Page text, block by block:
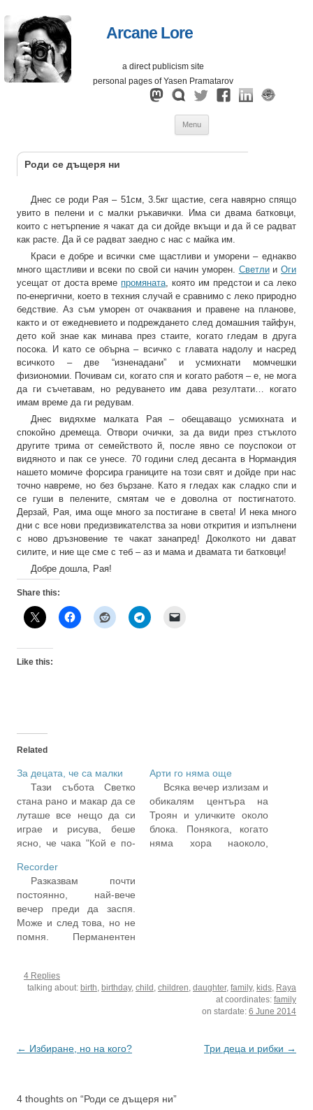
Arcane Lore
a direct publicism site
personal pages of Yasen Pramatarov
Menu
Роди се дъщеря ни
Днес се роди Рая – 51см, 3.5кг щастие, сега навярно спящо
увито в пелени и с малки ръкавички. Има си двама батковци,
които с нетърпение я чакат да си дойде вкъщи и да й се радват
как расте. Да й се радват заедно с нас с майка им.
Краси е добре и всички сме щастливи и уморени – еднакво
много щастливи и всеки по свой си начин уморен. СветлииОги
усещат от доста време промяната, която им предстои и са леко
по-енергични, което в техния случай е сравнимо с леко природно
бедствие. Аз съм уморен от очаквания и правене на планове,
както и от ежедневието и подреждането след домашния тайфун,
дето кой знае как минава през стаите, когато гледам в друга
посока. И като се обърна – всичко с главата надолу и насред
всичкото – две “изненадани” и усмихнати момчешки
физиономии. Почивам си, когато спя и когато работя – е, не мога
да ги съчетавам, но редуването им дава резултати… когато
имам време да ги редувам.
Днес видяхме малката Рая – обещаващо усмихната и
спокойно дремеща. Отвори очички, за да види през стъклото
другите трима от семейството й, после явно се поуспокои от
видяното и пак се унесе. 70 години след десанта в Нормандия
нашето момиче форсира границите на този свят и дойде при нас
точно навреме, но без бързане. Като я гледах как сладко спи и
се гуши в пелените, смятам че е доволна от постигнатото.
Дерзай, Рая, има още много за постигане в света! И нека много
дни с все нови предизвикателства за нови открития и изпълнени
с ново дръзновение те чакат занапред! Доколкото ни дават
силите, и ние ще сме с теб – аз и мама и двамата ти батковци!
Добре дошла, Рая!
Share this:
Like this:
Related
За децата, че са малки
Тази събота Светко
стана рано и макар да се
луташе все нещо да си
играе и рисува, беше
ясно, че чака "Кой е по-
започна предаването,
каза, че не иска да го
гледа и щом дойде
неговият ред, изтича и се
скри в кухнята. Но ние си
го…
Арти го няма още
Всяка вечер излизам и
обикалям центъра на
Троян и уличките около
блока. Понякога, когато
няма хора наоколо,
Recorder
Разказвам почти
постоянно, най-вече
вечер преди да заспя.
Може и след това, но не
помня. Перманентен
неща са така разказани.
И незаписани. Нямам
леко се променя, някак
4 Replies
talking about: birth birthday, child children daughter, family, kids
Raya
at coordinates: family
on stardate: 6 June 2014
Post
← Избиране, но на кого? Три деца и рибки →
4 thoughts on “Роди се дъщеря ни”